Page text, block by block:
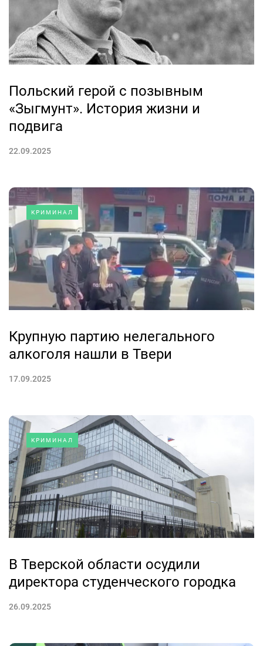
Польский герой с позывным
«Зыгмунт». История жизни и
подвига
22.09.2025
КРИМИНАЛ
Крупную партию нелегального
алкоголя нашли в Твери
17.09.2025
КРИМИНАЛ
В Тверской области осудили
директора студенческого городка
26.09.2025